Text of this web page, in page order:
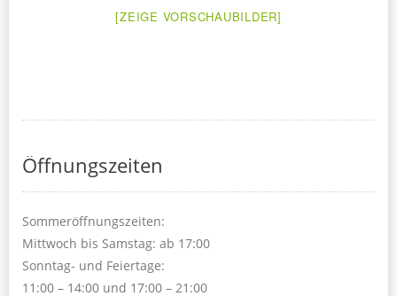
[ZEIGE VORSCHAUBILDER]
Öffnungszeiten
Sommeröffnungszeiten:
Mittwoch bis Samstag: ab 17:00
Sonntag- und Feiertage:
11:00 – 14:00 und 17:00 – 21:00